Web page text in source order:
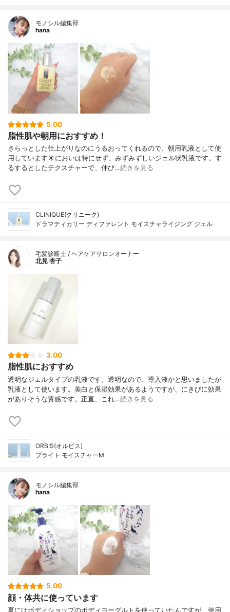
モノシル編集部
hana
5.00
脂性肌や朝用におすすめ！
さらっとした仕上がりなのにうるおってくれるので、朝用乳液として使
用しています☀においは特にせず、みずみずしいジェル状乳液です。す
るするとしたテクスチャーで、伸び…続きを見る
CLINIQUE(クリニーク)
ドラマティカリー ディファレント モイスチャライジング ジェル
毛髪診断士 / ヘアケアサロンオーナー
北見 杏子
3.00
脂性肌におすすめ
透明なジェルタイプの乳液です。透明なので、導入液かと思いましたが
乳液として使います。美白と保湿効果があるようですが、にきびに効果
がありそうな質感です。正直、これ…続きを見る
ORBIS(オルビス)
ブライト モイスチャーM
モノシル編集部
hana
5.00
顔・体共に使っています
夏にはボディショップのボディヨーグルトを使っていたんですが、使用